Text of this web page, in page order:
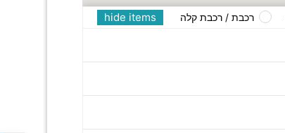
hide items רכבת / רכבת קלה